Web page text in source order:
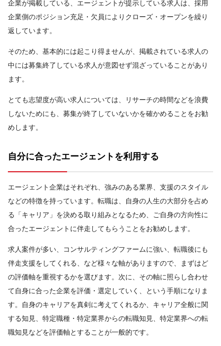
企業が掲載している、エージェントが提示している求人は、採用
企業側のポジション充足・欠員によりクローズ・オープンを繰り
返しています。
そのため、基本的には起こり得ませんが、掲載されている求人の
中には募集終了している求人が意図せず混ざっていることがあり
ます。
とても志望度が高い求人については、リサーチの時間などを浪費
しないためにも、募集が終了していないかを確かめることをお勧
めします。
自分に合ったエージェントを利用する
エージェント企業はそれぞれ、強みのある業界、支援のスタイル
などの特徴を持っています。転職は、自身の人生の大部分を占め
る「キャリア」を決める取り組みとなるため、ご自身の方向性に
合ったエージェントに伴走してもらうことをお勧めします。
求人案件が多い、コンサルティングファームに強い、転職後にも
伴走支援をしてくれる、など様々な軸がありますので、まずはど
の評価軸を重視するかを選びます。次に、その軸に照らし合わせ
て自身に合った企業を評価・選定していく、という手順になりま
す。自身のキャリアを真剣に考えてくれるか、キャリア全般に関
する知見、特定職種・特定業界からの転職知見、特定業界への転
職知見などを評価軸とすることが一般的です。